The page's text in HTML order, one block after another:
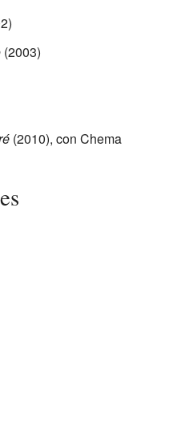
(2003)
(2010), con Chema